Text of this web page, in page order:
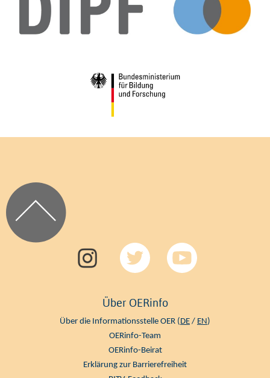
Über OERinfo
Über die Informationsstelle OER ( DE / EN )
OERinfo-Team
OERinfo-Beirat
Erklärung zur Barrierefreiheit